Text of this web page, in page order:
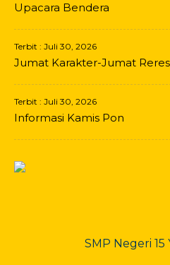
Upacara Bendera
Terbit : Juli 30, 2026
Jumat Karakter-Jumat
Terbit : Juli 30, 2026
Informasi Kamis Pon
SMP Negeri 15